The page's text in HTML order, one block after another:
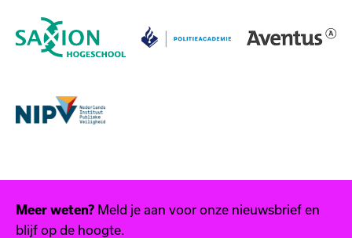
Meer weten? Meld je aan voor onze nieuwsbrief en
blijf op de hoogte.